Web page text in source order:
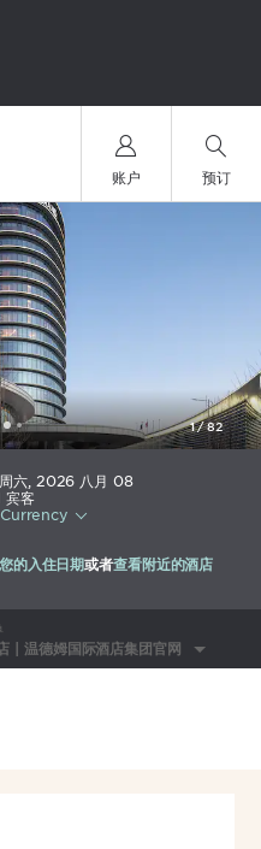
账户 预订
周六, 2026 八月 08
宾客
Currency
的入住日期或者查看附近的酒店
| 温德姆国际酒店集团官网
1/82
Xincheng
+86-351-2829999